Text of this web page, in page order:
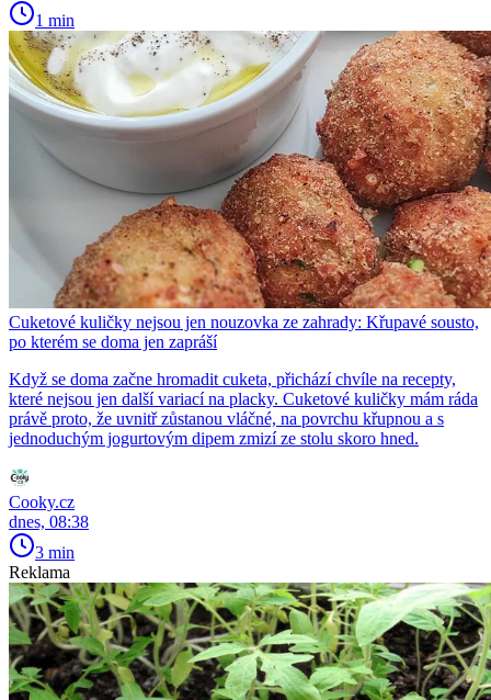
1 min
Cuketové kuličky nejsou jen nouzovka ze zahrady: Křupavé sousto,
po kterém se doma jen zapráší
Když se doma začne hromadit cuketa, přichází chvíle na recepty,
které nejsou jen další variací na placky. Cuketové kuličky mám ráda
právě proto, že uvnitř zůstanou vláčné, na povrchu křupnou a s
jednoduchým jogurtovým dipem zmizí ze stolu skoro hned.
Cooky.cz
dnes, 08:38
3 min
Reklama